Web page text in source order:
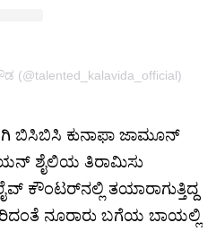
(@talented_kalavida_official)
ಬಿಸಿಬಿಸಿ ಕುನಾಫಾ ಜಾಮೂನ್
ಶೈಲಿಯ ತಿರಾಮಿಸು
ಕೌಂಟರ್‌ನಲ್ಲಿ ತಯಾರಾಗುತ್ತಿದ್ದ
ನೂರಾರು ಬಗೆಯ ಬಾಯಲ್ಲಿ